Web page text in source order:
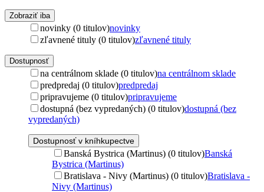
Zobraziť iba
novinky (0 titulov)novinky
zľavnené tituly (0 titulov)zľavnené tituly
Dostupnosť
na centrálnom sklade (0 titulov)na centrálnom sklade
predpredaj (0 titulov)predpredaj
pripravujeme (0 titulov)pripravujeme
dostupná (bez vypredaných) (0 titulov)dostupná (bez
vypredaných)
Dostupnosť v kníhkupectve
Banská Bystrica (Martinus) (0 titulov)Banská
Bystrica (Martinus)
Bratislava - Nivy (Martinus) (0 titulov)Bratislava -
Nivy (Martinus)